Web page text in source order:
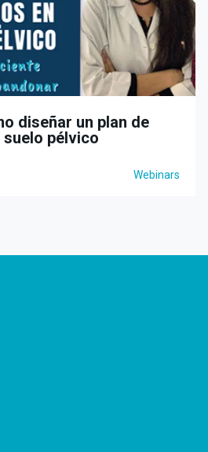
diseñar un plan de
pélvico
Webinars